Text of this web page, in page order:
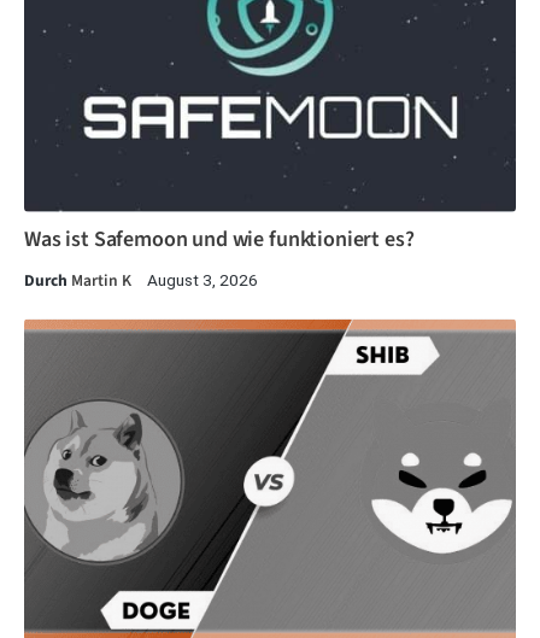
Was ist Safemoon und wie funktioniert es?
Durch Martin K August 3, 2026